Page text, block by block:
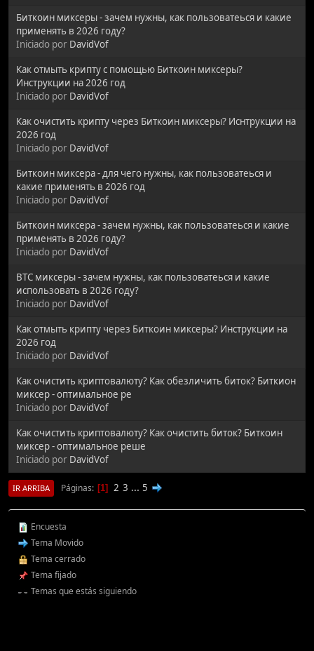
Биткоин миксеры - зачем нужны, как пользоватеься и какие
применять в 2026 году?
Iniciado por DavidVof
Как отмыть крипту с помощью Биткоин миксеры?
Инструкции на 2026 год
Iniciado por DavidVof
Как очистить крипту через Биткоин миксеры? Иснтрукции на
2026 год
Iniciado por DavidVof
Биткоин миксера - для чего нужны, как пользоватеься и
какие применять в 2026 год
Iniciado por DavidVof
Биткоин миксера - зачем нужны, как пользоватеься и какие
применять в 2026 году?
Iniciado por DavidVof
BTC миксеры - зачем нужны, как пользоватеься и какие
использовать в 2026 году?
Iniciado por DavidVof
Как отмыть крипту через Биткоин миксеры? Инструкции на
2026 год
Iniciado por DavidVof
Как очистить криптовалюту? Как обезличить биток? Биткион
миксер - оптимальное ре
Iniciado por DavidVof
Как очистить криптовалюту? Как очистить биток? Биткоин
миксер - оптимальное реше
Iniciado por DavidVof
IR ARRIBA Páginas 1 2 3 ... 5
Encuesta
Tema Movido
Tema cerrado
Tema fijado
Temas que estás siguiendo